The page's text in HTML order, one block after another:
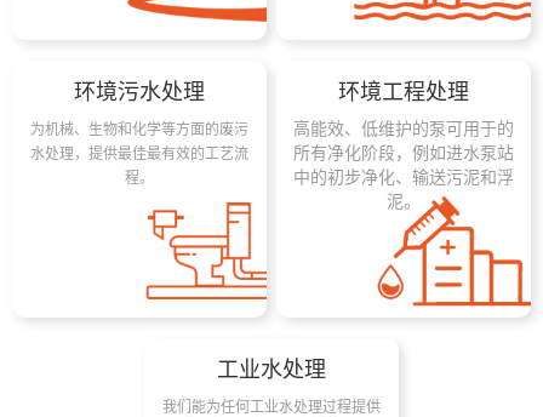
环境污水处理
为机械、生物和化学等方面的废污
水处理，提供最佳最有效的工艺流
程。
环境工程处理
高能效、低维护的泵可用于的
所有净化阶段，例如进水泵站
中的初步净化、输送污泥和浮
泥。
工业水处理
我们能为任何工业水处理过程提供